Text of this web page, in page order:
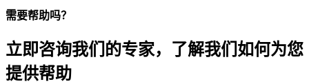
需要帮助吗？
立即咨询我们的专家，了解我们如何为您
提供帮助